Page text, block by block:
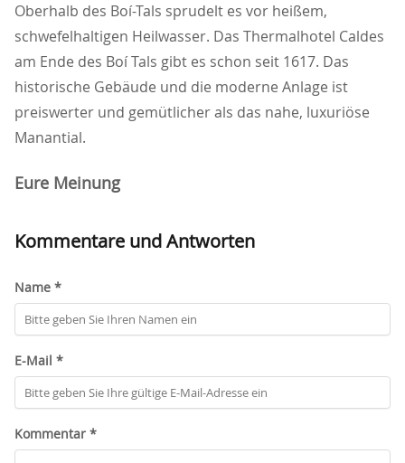
Oberhalb des Boí-Tals sprudelt es vor heißem,
schwefelhaltigen Heilwasser. Das Thermalhotel Caldes
am Ende des Boí Tals gibt es schon seit 1617. Das
historische Gebäude und die moderne Anlage ist
preiswerter und gemütlicher als das nahe, luxuriöse
Manantial.
Eure Meinung
Kommentare und Antworten
Name *
E-Mail *
Kommentar *